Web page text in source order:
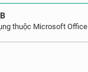
thuộc Microsoft Office